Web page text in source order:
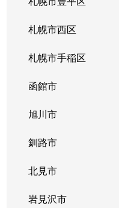
札幌市西区
札幌市手稲区
函館市
旭川市
釧路市
北見市
岩見沢市